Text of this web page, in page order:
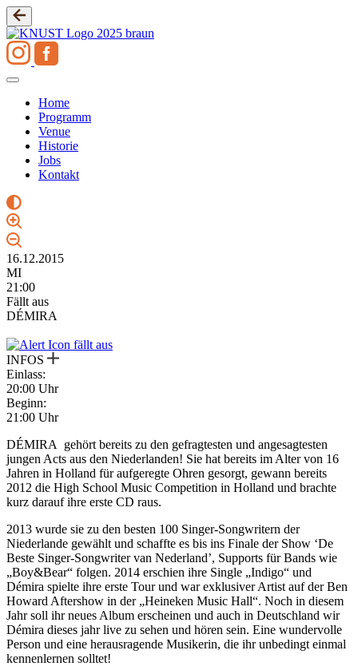
Zum
Inhalt
springen
Home
Programm
Venue
Historie
Jobs
Kontakt
16.12.2015
MI
21:00
Fällt aus
DÉMIRA
fällt aus
INFOS
Einlass:
20:00 Uhr
Beginn:
21:00 Uhr
DÉMIRA gehört bereits zu den gefragtesten und angesagtesten
jungen Acts aus den Niederlanden! Sie hat bereits im Alter von 16
Jahren in Holland für aufgeregte Ohren gesorgt, gewann bereits
2012 die High School Music Competition in Holland und brachte
kurz darauf ihre erste CD raus.
2013 wurde sie zu den besten 100 Singer-Songwritern der
Niederlande gewählt und schaffte es bis ins Finale der Show ‘De
Beste Singer-Songwriter van Nederland’, Supports für Bands wie
„Boy&Bear“ folgen. 2014 erschien ihre Single „Indigo“ und
Démira spielte ihre erste Tour und war exklusiver Artist auf der Ben
Howard Aftershow in der „Heineken Music Hall“. Noch in diesem
Jahr soll ihr neues Album erscheinen und auch in Deutschland wir
Démira dieses jahr live zu sehen und hören sein. Eine wundervolle
Person und eine herausragende Musikerin, die ihr unbedingt einmal
kennenlernen solltet!